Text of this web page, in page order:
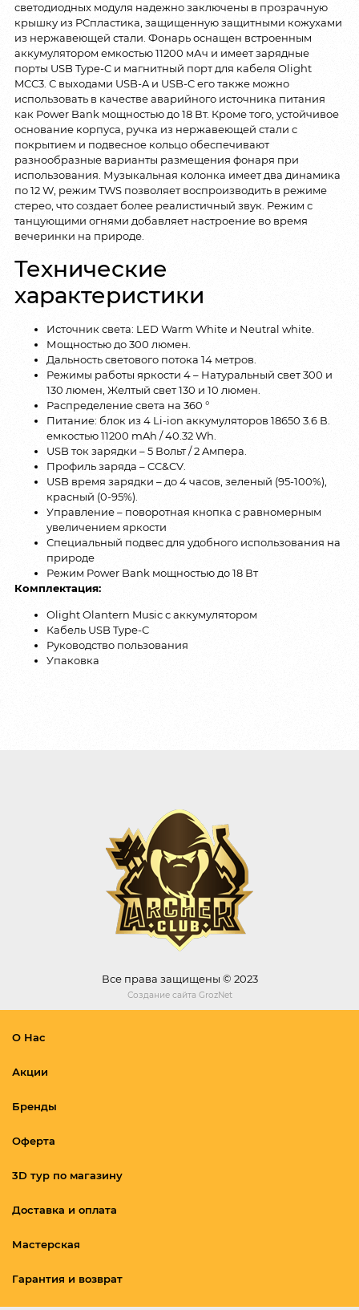
светодиодных модуля надежно заключены в прозрачную
крышку из PCпластика, защищенную защитными кожухами
из нержавеющей стали. Фонарь оснащен встроенным
аккумулятором емкостью 11200 мАч и имеет зарядные
порты USB Type-C и магнитный порт для кабеля Olight
MCC3. С выходами USB-A и USB-C его также можно
использовать в качестве аварийного источника питания
как Power Bank мощностью до 18 Вт. Кроме того, устойчивое
основание корпуса, ручка из нержавеющей стали с
покрытием и подвесное кольцо обеспечивают
разнообразные варианты размещения фонаря при
использования. Музыкальная колонка имеет два динамика
по 12 W, режим TWS позволяет воспроизводить в режиме
стерео, что создает более реалистичный звук. Режим с
танцующими огнями добавляет настроение во время
вечеринки на природе.
Технические
характеристики
Источник света: LED Warm White и Neutral white.
Мощностью до 300 люмен.
Дальность светового потока 14 метров.
Режимы работы яркости 4 – Натуральный свет 300 и
130 люмен, Желтый свет 130 и 10 люмен.
Распределение света на 360 °
Питание: блок из 4 Li-ion аккумуляторов 18650 3.6 В.
емкостью 11200 mAh / 40.32 Wh.
USB ток зарядки – 5 Вольт / 2 Aмпера.
Профиль заряда – CC&CV.
USB время зарядки – до 4 часов, зеленый (95-100%),
красный (0-95%).
Управление – поворотная кнопка с равномерным
увеличением яркости
Специальный подвес для удобного использования на
природе
Режим Power Bank мощностью до 18 Вт
Комплектация:
Olight Olantern Music с аккумулятором
Кабель USB Type-C
Руководство пользования
Упаковка
Все права защищены © 2023
Создание сайта GrozNet
О Нас
Акции
Бренды
Оферта
3D тур по магазину
Доставка и оплата
Мастерская
Гарантия и возврат